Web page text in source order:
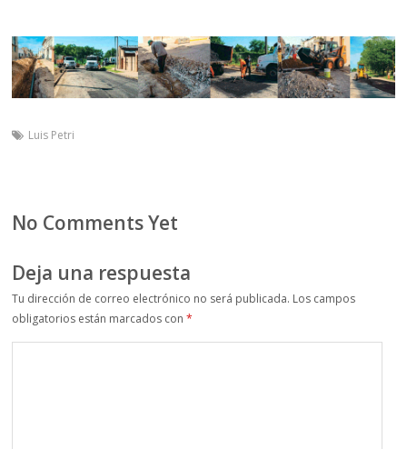
Luis Petri
No Comments Yet
Deja una respuesta
Tu dirección de correo electrónico no será publicada. Los campos
obligatorios están marcados con*